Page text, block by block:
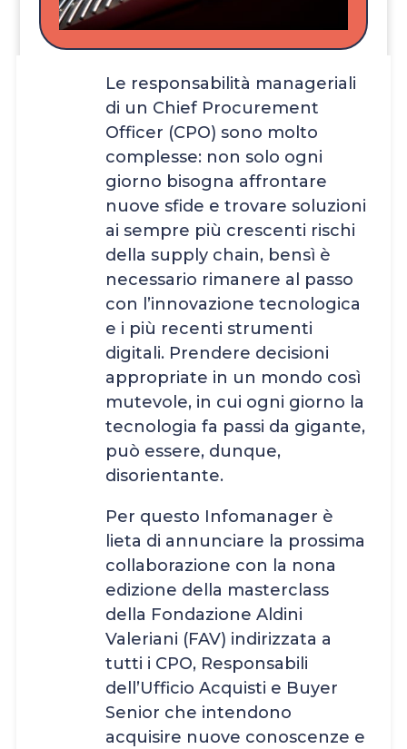
Le responsabilità manageriali
di un Chief Procurement
Officer (CPO) sono molto
complesse: non solo ogni
giorno bisogna affrontare
nuove sfide e trovare soluzioni
ai sempre più crescenti rischi
della supply chain, bensì è
necessario rimanere al passo
con l’innovazione tecnologica
e i più recenti strumenti
digitali. Prendere decisioni
appropriate in un mondo così
mutevole, in cui ogni giorno la
tecnologia fa passi da gigante,
può essere, dunque,
disorientante.
Per questo Infomanager è
lieta di annunciare la prossima
collaborazione con la nona
edizione della masterclass
della Fondazione Aldini
Valeriani (FAV) indirizzata a
tutti i CPO, Responsabili
dell’Ufficio Acquisti e Buyer
Senior che intendono
acquisire nuove conoscenze e